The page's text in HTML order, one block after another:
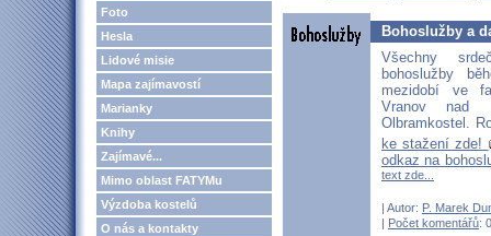
Foto
Hesla
Lidové misie
Mapa zajímavostí
Marianky
Knihy
Zajímavé...
Mimo oblast FATYMu
Výzdoba kostelů
O nás a kontakty
Bohoslužby a
Všechny
bohoslužby
mezidobí ve
Vranov nad
Olbramkostel.
ke stažení zde!
odkaz na
text zde...
| Autor: P. Marek
| Počet komentářů: